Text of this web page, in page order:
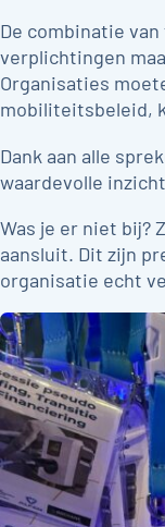
De combinatie
verplichtingen
Organisaties
mobiliteitsbeleid,
Dank aan alle
waardevolle
Was je er niet bij?
aansluit. Dit zijn
organisatie echt